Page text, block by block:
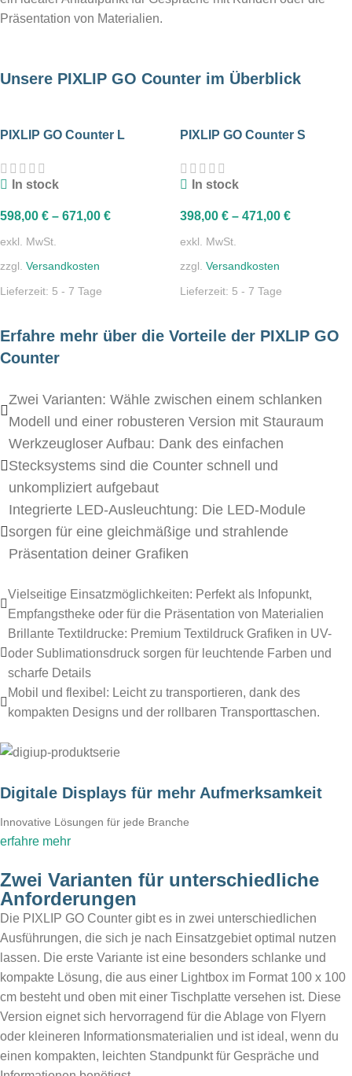
Präsentation von Materialien.
Unsere PIXLIP GO Counter im Überblick
PIXLIP GO Counter L
In stock
598,00 € – 671,00 €
exkl. MwSt.
zzgl. Versandkosten
Lieferzeit: 5 - 7 Tage
PIXLIP GO Counter S
In stock
398,00 € – 471,00 €
exkl. MwSt.
zzgl. Versandkosten
Lieferzeit: 5 - 7 Tage
Erfahre mehr über die Vorteile der PIXLIP GO
Counter
Zwei Varianten: Wähle zwischen einem schlanken
Modell und einer robusteren Version mit Stauraum
Werkzeugloser Aufbau: Dank des einfachen
Stecksystems sind die Counter schnell und
unkompliziert aufgebaut
Integrierte LED-Ausleuchtung: Die LED-Module
sorgen für eine gleichmäßige und strahlende
Präsentation deiner Grafiken
Vielseitige Einsatzmöglichkeiten: Perfekt als Infopunkt,
Empfangstheke oder für die Präsentation von Materialien
Brillante Textildrucke: Premium Textildruck Grafiken in UV-
oder Sublimationsdruck sorgen für leuchtende Farben und
scharfe Details
Mobil und flexibel: Leicht zu transportieren, dank des
kompakten Designs und der rollbaren Transporttaschen.
Digitale Displays für mehr Aufmerksamkeit
Innovative Lösungen für jede Branche
erfahre mehr
Zwei Varianten für unterschiedliche
Anforderungen
Die PIXLIP GO Counter gibt es in zwei unterschiedlichen
Ausführungen, die sich je nach Einsatzgebiet optimal nutzen
lassen. Die erste Variante ist eine besonders schlanke und
kompakte Lösung, die aus einer Lightbox im Format 100 x 100
cm besteht und oben mit einer Tischplatte versehen ist. Diese
Version eignet sich hervorragend für die Ablage von Flyern
oder kleineren Informationsmaterialien und ist ideal, wenn du
einen kompakten, leichten Standpunkt für Gespräche und